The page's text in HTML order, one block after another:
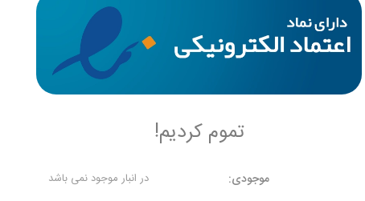
تموم کردیم!
موجودی: در انبار موجود نمی باشد